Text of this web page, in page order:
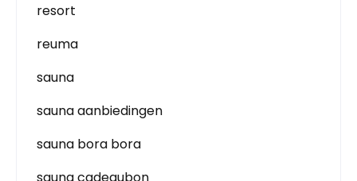
resort
reuma
sauna
sauna aanbiedingen
sauna bora bora